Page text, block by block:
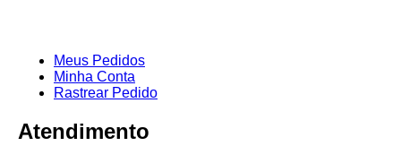
Meus Pedidos
Minha Conta
Rastrear Pedido
Atendimento